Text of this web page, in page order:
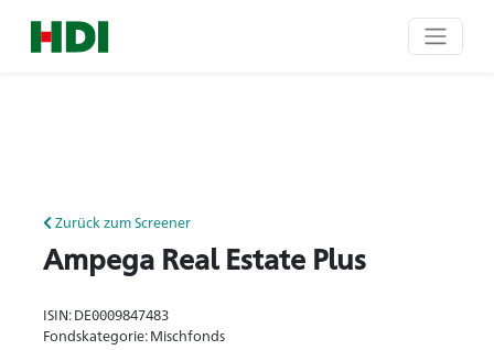
Zurück zum Screener
Ampega Real Estate Plus
ISIN: DE0009847483
Fondskategorie: Mischfonds